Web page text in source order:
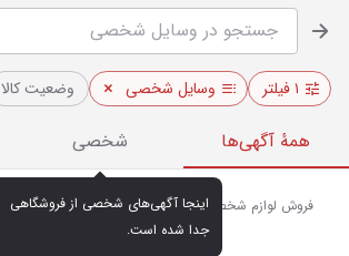
۱ فیلتر وسایل شخصی وضعیت کالا
همهٔ آگهی‌ها شخصی
جدا شده است.
فروش لوازم شخصی نو و دست دوم در کرج